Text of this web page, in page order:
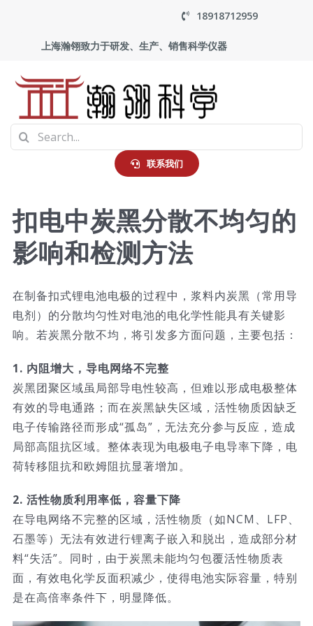
content
18918712959
上海瀚翎致力于研发、生产、销售科学仪器
首页
应用
走进瀚翎
技术服务
公司新闻
Search
for:
联系我们
扣电中炭黑分散不均匀的
影响和检测方法
在制备扣式锂电池电极的过程中，浆料内炭黑（常用导
电剂）的分散均匀性对电池的电化学性能具有关键影
响。若炭黑分散不均，将引发多方面问题，主要包括：
1. 内阻增大，导电网络不完整
炭黑团聚区域虽局部导电性较高，但难以形成电极整体
有效的导电通路；而在炭黑缺失区域，活性物质因缺乏
电子传输路径而形成“孤岛”，无法充分参与反应，造成
局部高阻抗区域。整体表现为电极电子电导率下降，电
荷转移阻抗和欧姆阻抗显著增加。
2. 活性物质利用率低，容量下降
在导电网络不完整的区域，活性物质（如NCM、LFP、
石墨等）无法有效进行锂离子嵌入和脱出，造成部分材
料“失活”。同时，由于炭黑未能均匀包覆活性物质表
面，有效电化学反面积减少，使得电池实际容量，特别
是在高倍率条件下，明显降低。